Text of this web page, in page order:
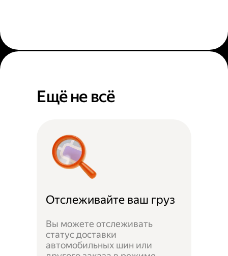
Ещё не всё
Отслеживайте ваш груз
Вы можете отслеживать
статус доставки
автомобильных шин или